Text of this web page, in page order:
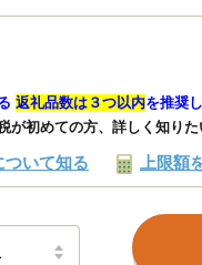
返礼品数は３つ以内を推奨
が初めての方、詳しく知り
ついて知る 上限額